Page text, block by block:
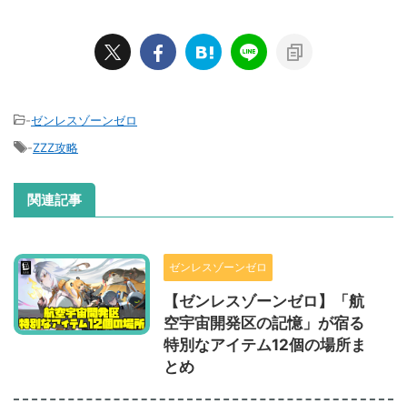
-ゼンレスゾーンゼロ
-ZZZ攻略
関連記事
ゼンレスゾーンゼロ
【ゼンレスゾーンゼロ】「航
空宇宙開発区の記憶」が宿る
特別なアイテム12個の場所ま
とめ